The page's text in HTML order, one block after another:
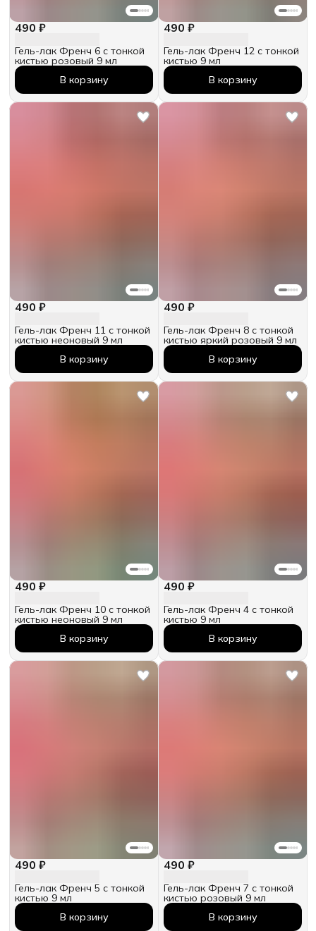
490 ₽
Гель-лак Френч 6 с тонкой
кистью розовый 9 мл
В корзину
490 ₽
Гель-лак Френч 12 с тонкой
кистью 9 мл
В корзину
490 ₽
Гель-лак Френч 11 с тонкой
кистью неоновый 9 мл
В корзину
490 ₽
Гель-лак Френч 8 с тонкой
кистью яркий розовый 9 мл
В корзину
490 ₽
Гель-лак Френч 10 с тонкой
кистью неоновый 9 мл
В корзину
490 ₽
Гель-лак Френч 4 с тонкой
кистью 9 мл
В корзину
490 ₽
Гель-лак Френч 5 с тонкой
кистью 9 мл
В корзину
490 ₽
Гель-лак Френч 7 с тонкой
кистью розовый 9 мл
В корзину